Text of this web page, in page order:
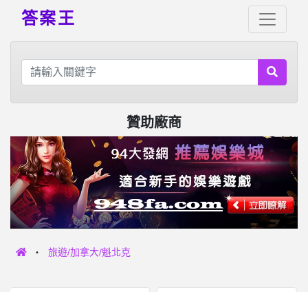
答案王
贊助廠商
旅遊/加拿大/魁北克